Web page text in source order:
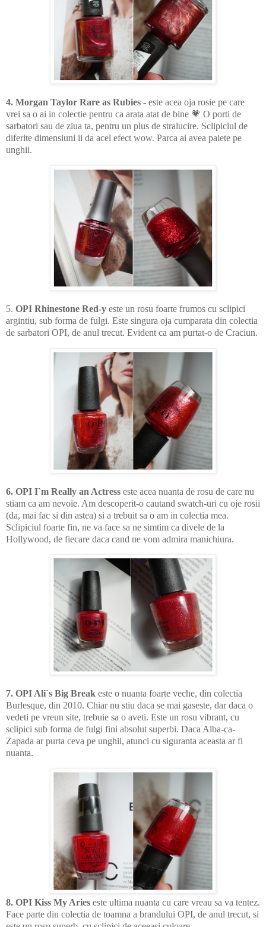
4. Morgan Taylor Rare as Rubies - este acea oja rosie pe care
vrei sa o ai in colectie pentru ca arata atat de bine 💗 O porti de
sarbatori sau de ziua ta, pentru un plus de stralucire. Sclipiciul de
diferite dimensiuni ii da acel efect wow. Parca ai avea paiete pe
unghii.
5. OPI Rhinestone Red-y este un rosu foarte frumos cu sclipici
argintiu, sub forma de fulgi. Este singura oja cumparata din colectia
de sarbatori OPI, de anul trecut. Evident ca am purtat-o de Craciun.
6. OPI I`m Really an Actress este acea nuanta de rosu de care nu
stiam ca am nevoie. Am descoperit-o cautand swatch-uri cu oje rosii
(da, mai fac si din astea) si a trebuit sa o am in colectia mea.
Sclipiciul foarte fin, ne va face sa ne simtim ca divele de la
Hollywood, de fiecare daca cand ne vom admira manichiura.
7. OPI Ali`s Big Break este o nuanta foarte veche, din colectia
Burlesque, din 2010. Chiar nu stiu daca se mai gaseste, dar daca o
vedeti pe vreun site, trebuie sa o aveti. Este un rosu vibrant, cu
sclipici sub forma de fulgi fini absolut superbi. Daca Alba-ca-
Zapada ar purta ceva pe unghii, atunci cu siguranta aceasta ar fi
nuanta.
8. OPI Kiss My Aries este ultima nuanta cu care vreau sa va tentez.
Face parte din colectia de toamna a brandului OPI, de anul trecut, si